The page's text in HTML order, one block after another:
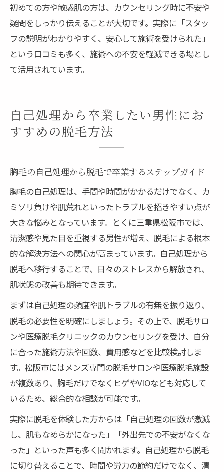
初めての方や敏感肌の方は、カウンセリング時に不安や
疑問をしっかり伝えることが大切です。実際に「スタッ
フの説明がわかりやすく、安心して施術を受けられた」
という口コミも多く、施術への不安を軽減できる場とし
て活用されています。
自己処理から卒業したい男性にお
すすめの脱毛方法
胸毛の自己処理から脱毛で卒業するステップガイド
胸毛の自己処理は、手間や時間がかかるだけでなく、カ
ミソリ負けや肌荒れといったトラブルを招きやすい点が
大きな悩みとなっています。とくに三重県松阪市では、
清潔感や見た目を重視する男性が増え、脱毛による根本
的な解決方法への関心が高まっています。自己処理から
脱毛へ移行することで、日々のストレスから解放され、
肌状態の改善も期待できます。
まずは自己処理の頻度や肌トラブルの有無を振り返り、
脱毛の必要性を明確にしましょう。その上で、脱毛サロ
ンや医療脱毛クリニックのカウンセリングを受け、自分
に合った施術方法や回数、費用感などを比較検討しま
す。松阪市にはメンズ専門の脱毛サロンや医療脱毛施設
が複数あり、胸毛だけでなくヒゲやVIOなども対応して
いるため、総合的な相談が可能です。
実際に脱毛を体験した方からは「自己処理の回数が激減
し、肌もなめらかになった」「外出先での不安がなくな
った」といった声も多く聞かれます。自己処理から脱毛
に切り替えることで、時間や労力の節約だけでなく、清